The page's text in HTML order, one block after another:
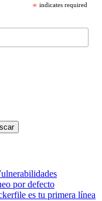
* indicates required
por defecto
es tu primera línea